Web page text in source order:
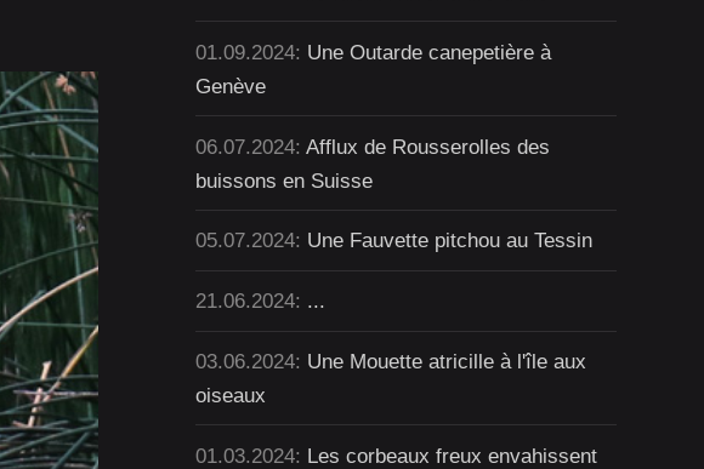
01.09.2024: Une Outarde canepetière à
Genève
06.07.2024:Afflux de Rousserolles des
buissons en Suisse
05.07.2024: Une Fauvette pitchou au Tessin
21.06.2024: ...
03.06.2024: Une Mouette atricille à l'île aux
oiseaux
01.03.2024: Les corbeaux freux envahissent